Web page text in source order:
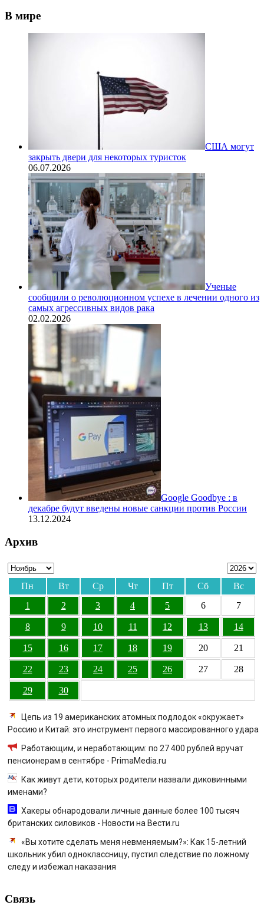
В мире
США могут
закрыть двери для некоторых туристок
06.07.2026
Ученые
сообщили о революционном успехе в лечении одного из
самых агрессивных видов рака
02.02.2026
Google Goodbye : в
декабре будут введены новые санкции против России
13.12.2024
Архив
Пн Вт Ср Чт Пт Сб
Вс
1
2 3 4 5 6 7
8 9 10 11 12 13 14
15 16 17 18 19 20 21
22 23 24 25 26 27 28
29 30
Цепь из 19 американских атомных подлодок «окружает»
Россию и Китай: это инструмент первого массированного удара
Работающим, и неработающим: по 27 400 рублей вручат
пенсионерам в сентябре - PrimaMedia.ru
Как живут дети, которых родители назвали диковинными
именами?
Хакеры обнародовали личные данные более 100 тысяч
британских силовиков - Новости на Вести.ru
«Вы хотите сделать меня невменяемым?»: Как 15-летний
школьник убил одноклассницу, пустил следствие по ложному
следу и избежал наказания
Связь